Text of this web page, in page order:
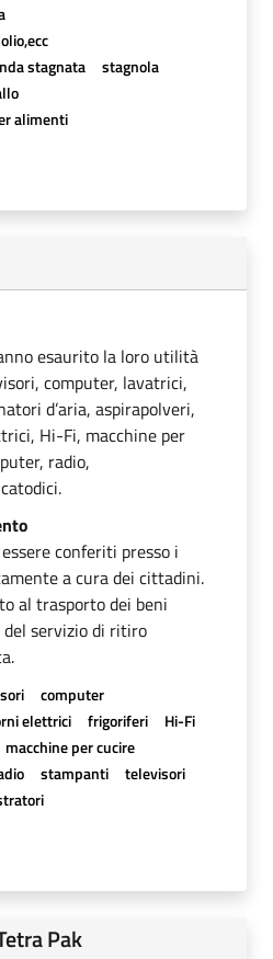
stagnata
stagnola
alimenti
esaurito la loro utilità
computer, lavatrici,
d’aria, aspirapolveri,
Hi-Fi, macchine per
radio,
conferiti presso i
a cura dei cittadini.
al trasporto dei beni
servizio di ritiro
computer
elettrici frigoriferi
Hi-Fi
macchine per cucire
stampanti
televisori
Pak